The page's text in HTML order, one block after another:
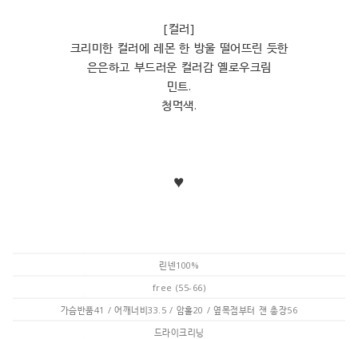
[컬러]
크리미한 컬러에 레몬 한 방울 떨어뜨린 듯한
은은하고 부드러운 컬러감 옐로우크림
민트.
청먹색.
♥
린넨100%
free (55-66)
가슴반품41 / 어깨너비33.5 / 암홀20 / 옆목점부터 잰 총장56
드라이크리닝